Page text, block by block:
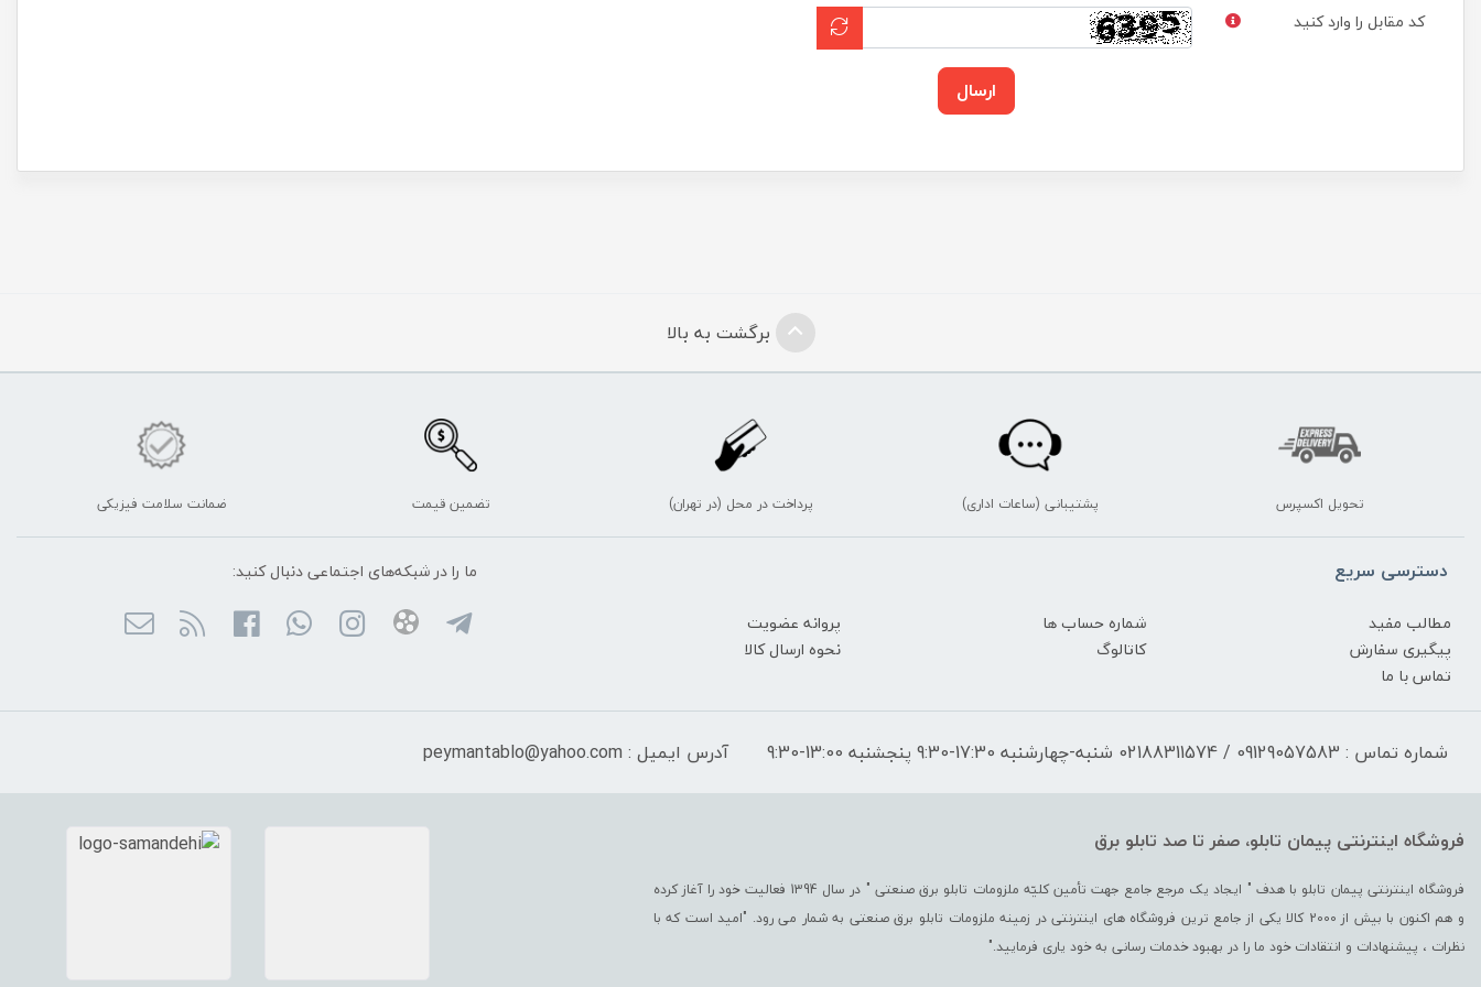
کد مقابل را وارد کنید
ارسال
برگشت به بالا
تحویل اکسپرس پشتیبانی (ساعات اداری) پرداخت در محل (در تهران) تضمین قیمت ضمانت سلامت فیزیکی
دسترسی سریع
مطالب مفید شماره حساب ها
پروانه عضویت
پیگیری سفارش
کاتالوگ
نحوه ارسال کالا
تماس با ما
ما را در شبکه‌های اجتماعی دنبال کنید:
شماره تماس : 09129057583 / 02188311574 شنبه-چهارشنبه 17:30-9:30 پنجشنبه 13:00-9:30 آدرس ایمیل : peymantablo@yahoo.com
فروشگاه اینترنتی پیمان تابلو، صفر تا صد تابلو برق
فروشگاه اینترنتی پیمان تابلو با هدف " ایجاد یک مرجع جامع جهت تأمین کلیّه ملزومات تابلو برق صنعتی " در سال 1394 فعالیت خود را آغاز کرده
و هم اکنون با بیش از 2000 کالا یکی از جامع ترین فروشگاه های اینترنتی در زمینه ملزومات تابلو برق صنعتی به شمار می رود. "امید است که با
نظرات ، پیشنهادات و انتقادات خود ما را در بهبود خدمات رسانی به خود یاری فرمایید."